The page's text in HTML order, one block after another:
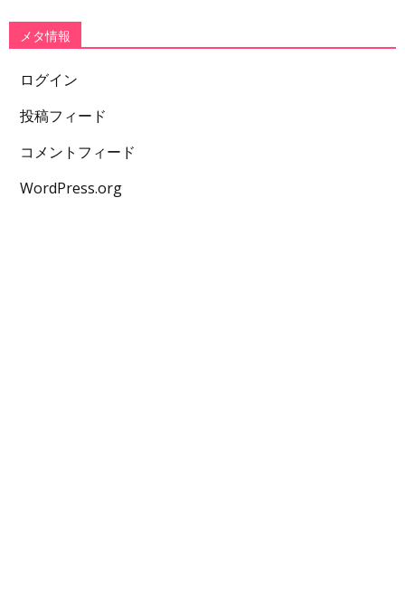
メタ情報
ログイン
投稿フィード
コメントフィード
WordPress.org